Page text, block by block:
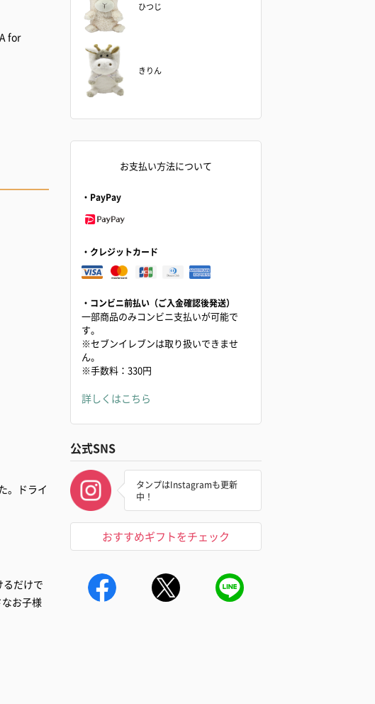
for
。ドライ
るだけで
お子様
ひつじ
きりん
お支払い方法について
・PayPay
・クレジットカード
・コンビニ前払い（ご入金確認後発送）
一部商品のみコンビニ支払いが可能で
す。
※セブンイレブンは取り扱いできませ
ん。
※手数料：330円
詳しくはこちら
公式SNS
タンプはInstagramも更新
中！
おすすめギフトをチェック